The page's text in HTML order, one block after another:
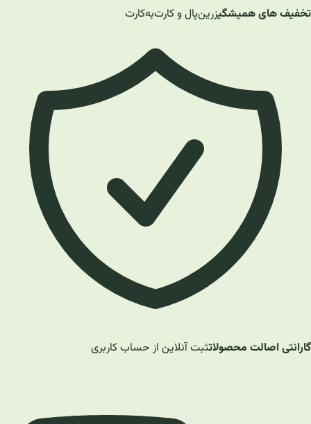
تخفیف های همیشگیزرین‌پال و کارت‌به‌کارت
گارانتی اصالت محصولاتثبت آنلاین از حساب کاربری